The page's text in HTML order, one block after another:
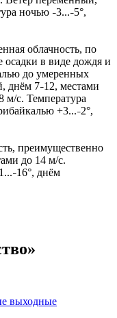
ночью –3...–5°,
облачность, по
осадки в виде дождя и
до умеренных
днём 7–12, местами
м/с. Температура
+3...–2°,
преимущественно
до 14 м/с.
–16°, днём
выходные